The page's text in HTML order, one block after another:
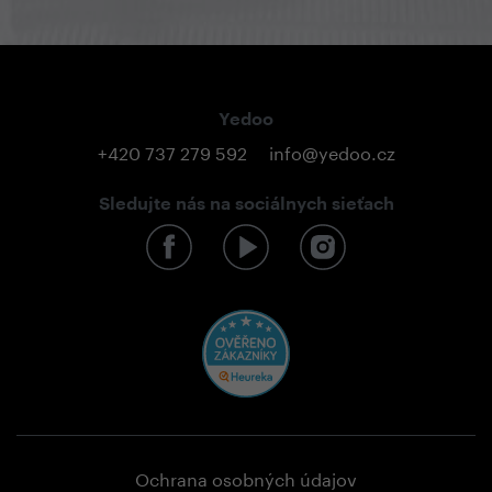
Yedoo
+420 737 279 592 info@yedoo.cz
Sledujte nás na sociálnych sieťach
Ochrana osobných údajov